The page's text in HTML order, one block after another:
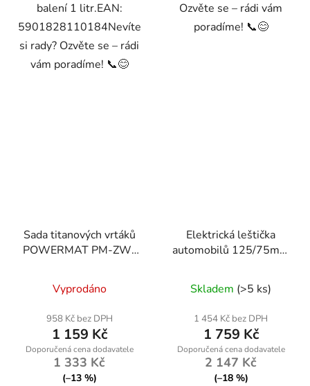
balení 1 litr.EAN:
5901828110184Nevíte
si rady? Ozvěte se – rádi
vám poradíme! 📞😊
Ozvěte se – rádi vám
poradíme! 📞😊
Sada titanových vrtáků
POWERMAT PM-ZW-
Vyprodáno
958 Kč bez DPH
1 159 Kč
1 333 Kč
(–13 %)
Elektrická leštička
automobilů 125/75mm
Skladem (>5 ks)
1 454 Kč bez DPH
1 759 Kč
2 147 Kč
(–18 %)